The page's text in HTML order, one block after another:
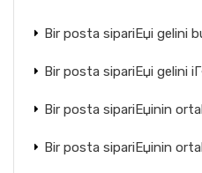
Bir posta sipariЕџi gelini
Bir posta sipariЕџi gelini
Bir posta sipariЕџinin
Bir posta sipariЕџinin